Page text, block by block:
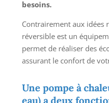
besoins.
Contrairement aux idées
réversible est un
permet de réaliser des
assurant le confort de
Une pompe à
eau) a deux